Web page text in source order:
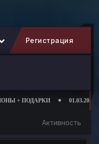
Регистрация
открытие дополнительных
Активность